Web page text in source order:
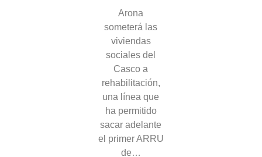
Arona
someterá las
viviendas
sociales del
Casco a
rehabilitación,
una línea que
ha permitido
sacar adelante
el primer ARRU
de…